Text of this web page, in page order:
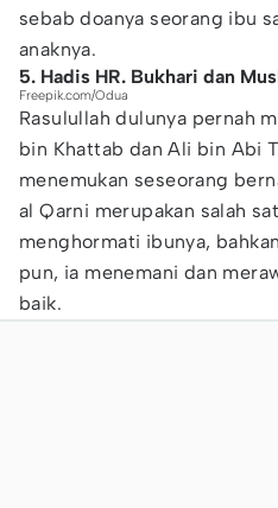
sebab doanya seorang ibu
anaknya.
5. Hadis HR. Bukhari dan
Freepik.com/Odua
Rasulullah dulunya pernah
bin Khattab dan Ali bin Abi
menemukan seseorang
al Qarni merupakan salah
menghormati ibunya,
pun, ia menemani dan
baik.